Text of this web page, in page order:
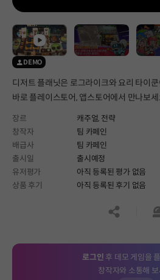
DEMO
디저트 플래닛은 로그라이크와 요리 타이
바로 플레이스토어, 앱스토어에서 만나보세
장르 캐주얼, 전략
창작자
팀 카페인
배급사
팀 카페인
출시일
출시예정
유저평가
아직 등록된 평가 없음
상품 후기
아직 등록된 후기 없음
공유하기
로그인 후 데모 게임을
창작자와 소통해 보